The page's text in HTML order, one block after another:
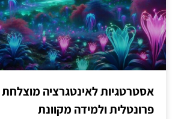
אסטרטגיות לאינטגרציה מוצלחת
פרונטלית ולמידה מקוונת